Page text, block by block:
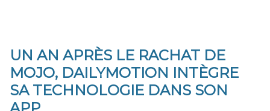
UN AN APRÈS LE RACHAT DE
MOJO, DAILYMOTION INTÈGRE
SA TECHNOLOGIE DANS SON